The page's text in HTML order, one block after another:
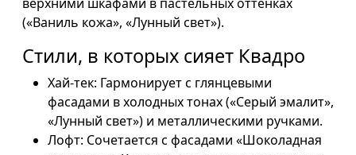
верхними шкафами в пастельных оттенках
(«Ваниль кожа», «Лунный свет»).
Стили, в которых сияет Квадро
Хай-тек: Гармонирует с глянцевыми
фасадами в холодных тонах («Серый эмалит»,
«Лунный свет») и металлическими ручками.
Лофт: Сочетается с фасадами «Шоколадная